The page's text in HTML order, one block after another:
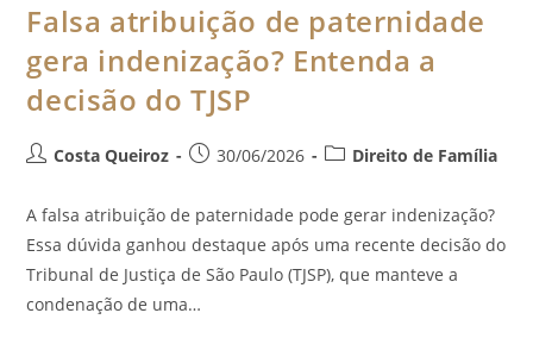
Falsa atribuição de paternidade
gera indenização? Entenda a
decisão do TJSP
Costa Queiroz 30/06/2026 Direito de Família
A falsa atribuição de paternidade pode gerar indenização?
Essa dúvida ganhou destaque após uma recente decisão do
Tribunal de Justiça de São Paulo (TJSP), que manteve a
condenação de uma…